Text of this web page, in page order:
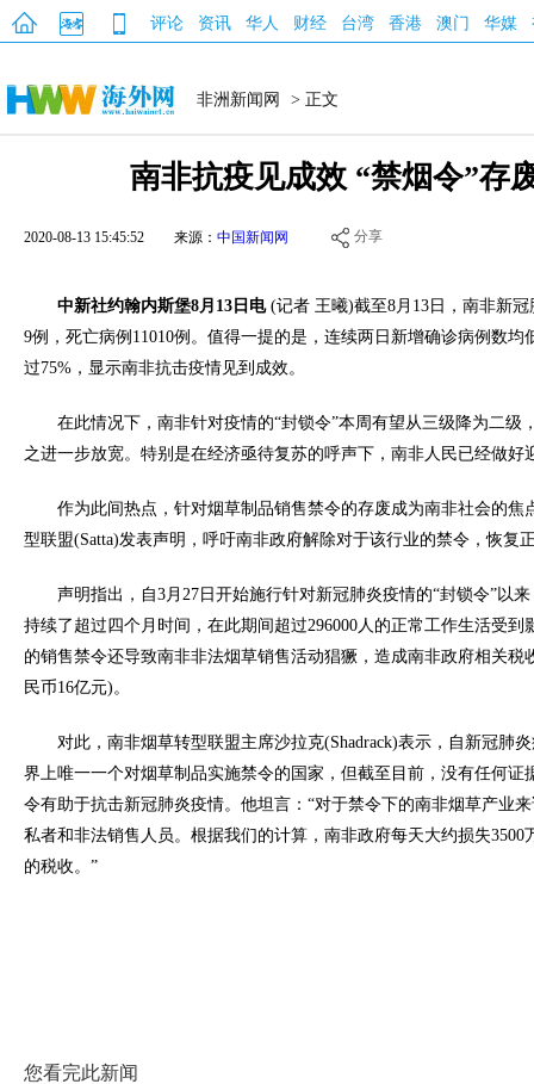
评论 资讯 华人 财经 台湾 香港 澳门 华媒
非洲新闻网 > 正文
南非抗疫见成效 “禁烟令”存
2020-08-13 15:45:52 来源： 中国新闻网 分享
中新社约翰内斯堡8月13日电(记者 王曦)截至8月13日，南非新冠
9例，死亡病例11010例。值得一提的是，连续两日新增确诊病例数均
过75%，显示南非抗击疫情见到成效。
在此情况下，南非针对疫情的“封锁令”本周有望从三级降为二级
之进一步放宽。特别是在经济亟待复苏的呼声下，南非人民已经做好
作为此间热点，针对烟草制品销售禁令的存废成为南非社会的焦
型联盟(Satta)发表声明，呼吁南非政府解除对于该行业的禁令，恢复
声明指出，自3月27日开始施行针对新冠肺炎疫情的“封锁令”以
持续了超过四个月时间，在此期间超过296000人的正常工作生活受到
的销售禁令还导致南非非法烟草销售活动猖獗，造成南非政府相关税
民币16亿元)。
对此，南非烟草转型联盟主席沙拉克(Shadrack)表示，自新冠肺
界上唯一一个对烟草制品实施禁令的国家，但截至目前，没有任何证
令有助于抗击新冠肺炎疫情。他坦言：“对于禁令下的南非烟草产业
私者和非法销售人员。根据我们的计算，南非政府每天大约损失3500
的税收。”
您看完此新闻